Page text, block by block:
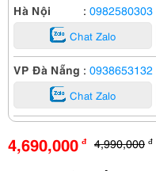
Hà Nội : 0982580303
Chat Zalo
VP Đà Nẵng : 0938653132
Chat Zalo
4,690,000 đ 4,990,000 đ